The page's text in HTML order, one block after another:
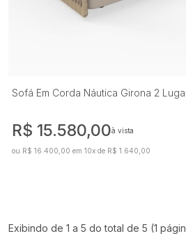
Sofá Em Corda Náutica Girona 2
R$ 15.580,00à vista
ou R$ 16.400,00 em 10x de R$ 1.640,00
Exibindo de 1 a 5 do total de 5 (1